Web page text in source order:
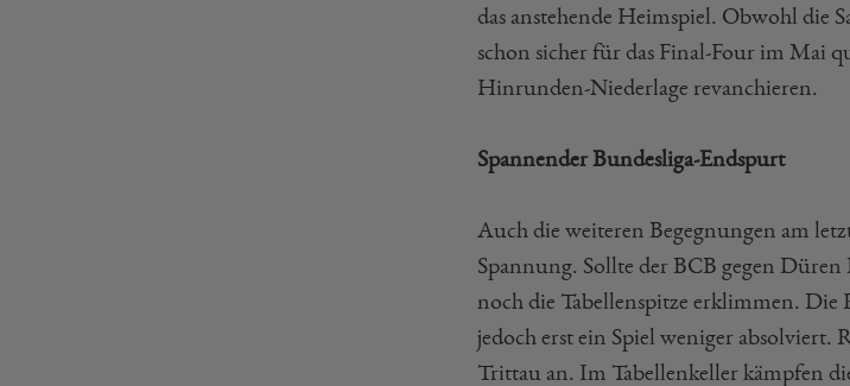
das anstehende Heimspiel. Obwohl die
schon sicher für das Final-Four im Mai
Hinrunden-Niederlage revanchieren.
Spannender Bundesliga-Endspurt
Auch die weiteren Begegnungen am
Spannung. Sollte der BCB gegen
noch die Tabellenspitze erklimmen.
jedoch erst ein Spiel weniger absolviert.
Trittau an. Im Tabellenkeller kämpfen